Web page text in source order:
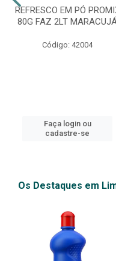
REFRESCO EM PÓ
80G FAZ 2LT
Código: 42004
Faça login ou
cadastre-se
Os Destaques em